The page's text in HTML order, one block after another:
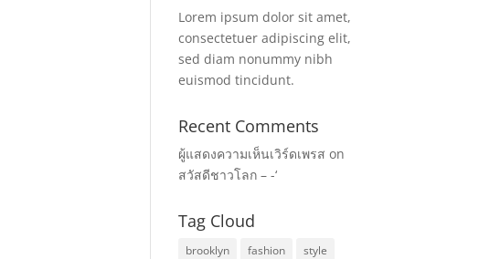
Lorem ipsum dolor sit amet,
consectetuer adipiscing elit,
sed diam nonummy nibh
euismod tincidunt.
Recent Comments
ผู้แสดงความเห็นเวิร์ดเพรส on
สวัสดีชาวโลก – -‘
Tag Cloud
brooklyn fashion
style